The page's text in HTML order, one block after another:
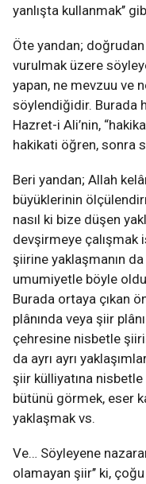
yanlışta kullanmak’’
Öte yandan;
vurulmak üzere
yapan, ne mevzuu ve
söylendiğidir. Burada
Hazret-i Ali’nin,
hakikati öğren, sonra
Beri yandan; Allah
büyüklerinin
nasıl ki bize düşen
devşirmeye çalışmak
şiirine yaklaşmanın
umumiyetle böyle
Burada ortaya çıkan
plânında veya şiir
çehresine nisbetle
da ayrı ayrı
şiir külliyatına
bütünü görmek, eser
yaklaşmak vs.
Ve… Söyleyene
olamayan şiir’’ ki,